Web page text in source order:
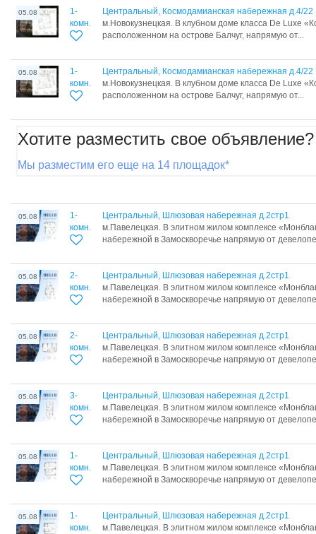
05.08
1-
комн.
Центральный, Космодамианская набережная д.4/22
м.Новокузнецкая. В клубном доме класса De Luxe
расположенном на острове Балчуг, напрямую от...
05.08
1-
комн.
Центральный, Космодамианская набережная д.4/22
м.Новокузнецкая. В клубном доме класса De Luxe
расположенном на острове Балчуг, напрямую от...
Хотите разместить свое объявление?
Мы разместим его еще на 14 площадок*
05.08
1-
комн.
Центральный, Шлюзовая набережная д.2стр1
м.Павелецкая. В элитном жилом комплексе
набережной в Замоскворечье напрямую от
05.08
2-
комн.
Центральный, Шлюзовая набережная д.2стр1
м.Павелецкая. В элитном жилом комплексе
набережной в Замоскворечье напрямую от
05.08
2-
комн.
Центральный, Шлюзовая набережная д.2стр1
м.Павелецкая. В элитном жилом комплексе
набережной в Замоскворечье напрямую от
05.08
3-
комн.
Центральный, Шлюзовая набережная д.2стр1
м.Павелецкая. В элитном жилом комплексе
набережной в Замоскворечье напрямую от
05.08
1-
комн.
Центральный, Шлюзовая набережная д.2стр1
м.Павелецкая. В элитном жилом комплексе
набережной в Замоскворечье напрямую от
05.08
1-
комн.
Центральный, Шлюзовая набережная д.2стр1
м.Павелецкая. В элитном жилом комплексе